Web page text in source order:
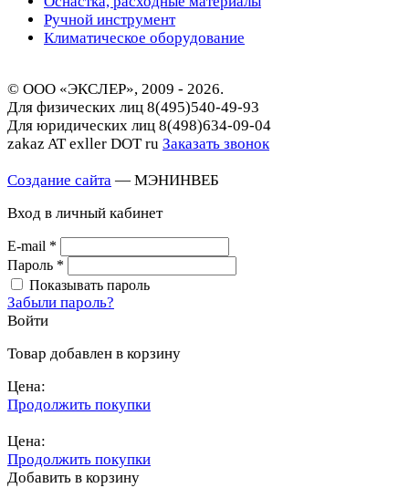
Ручной инструмент
Климатическое оборудование
© ООО «ЭКСЛЕР», 2009 - 2026.
Для физических лиц 8(495)540-49-93
Для юридических лиц 8(498)634-09-04
zakaz AT exller DOT ru Заказать звонок
Создание сайта — МЭНИНВЕБ
Вход в личный кабинет
E-mail *
Пароль *
Показывать пароль
Забыли пароль?
Войти
Товар добавлен в корзину
Цена:
Продолжить покупки
Цена:
Продолжить покупки
Добавить в корзину